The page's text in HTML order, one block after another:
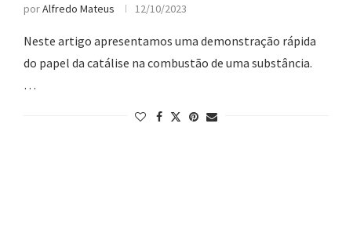
porAlfredo Mateus 12/10/2023
Neste artigo apresentamos uma demonstração rápida
do papel da catálise na combustão de uma substância.
…